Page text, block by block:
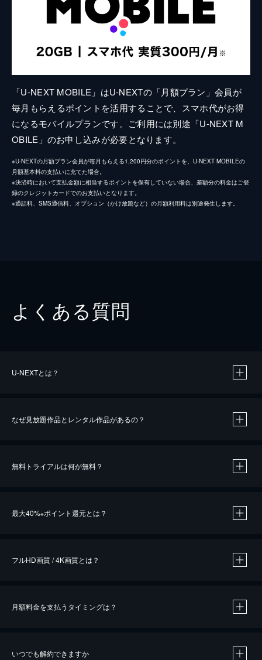
「U-NEXT MOBILE」はU-NEXTの「月額プラン」会員が
毎月もらえるポイントを活用することで、スマホ代がお得
になるモバイルプランです。ご利用には別途「U-NEXT M
OBILE」のお申し込みが必要となります。
※U-NEXTの月額プラン会員が毎月もらえる1,200円分のポイントを、U-NEXT MOBILEの
月額基本料の支払いに充てた場合。
※決済時において支払金額に相当するポイントを保有していない場合、差額分の料金はご登
録のクレジットカードでのお支払いとなります。
※通話料、SMS通信料、オプション（かけ放題など）の月額利用料は別途発生します。
よくある質問
U-NEXTとは？
なぜ見放題作品とレンタル作品があるの？
無料トライアルは何が無料？
最大40%※ポイント還元とは？
※40％ポイント還元の対象は、クレジットカード決済による作品の購入 / レンタルです。
iOSアプリのUコイン決済による作品の購入 / レンタルは、20％のポイント還元です。
フルHD画質 / 4K画質とは？
月額料金を支払うタイミングは？
いつでも解約できますか